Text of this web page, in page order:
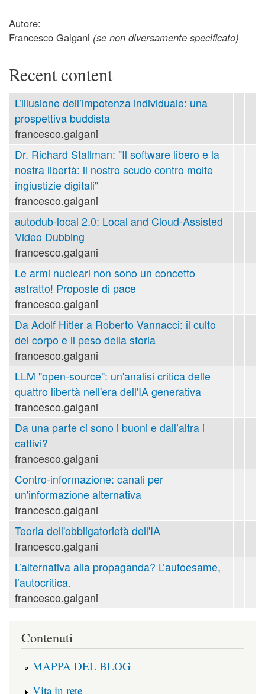
Autore:
Francesco Galgani (se non diversamente specificato)
Recent content
L’illusione dell’impotenza individuale: una
prospettiva buddista
francesco.galgani
Dr. Richard Stallman: "Il software libero e la
nostra libertà: il nostro scudo contro molte
ingiustizie digitali"
francesco.galgani
autodub-local 2.0: Local and Cloud-Assisted
Video Dubbing
francesco.galgani
Le armi nucleari non sono un concetto
astratto! Proposte di pace
francesco.galgani
Da Adolf Hitler a Roberto Vannacci: il culto
del corpo e il peso della storia
francesco.galgani
LLM "open-source": un'analisi critica delle
quattro libertà nell'era dell'IA generativa
francesco.galgani
Da una parte ci sono i buoni e dall’altra i
cattivi?
francesco.galgani
Contro-informazione: canali per
un'informazione alternativa
francesco.galgani
Teoria dell'obbligatorietà dell'IA
francesco.galgani
L’alternativa alla propaganda? L’autoesame,
l’autocritica.
francesco.galgani
Contenuti
MAPPA DEL BLOG
Vita in rete